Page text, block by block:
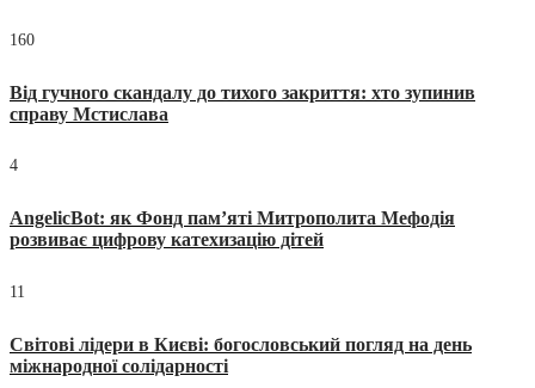
160
Від гучного скандалу до тихого закриття: хто зупинив
справу Мстислава
4
AngelicBot: як Фонд пам’яті Митрополита Мефодія
розвиває цифрову катехизацію дітей
11
Світові лідери в Києві: богословський погляд на день
міжнародної солідарності